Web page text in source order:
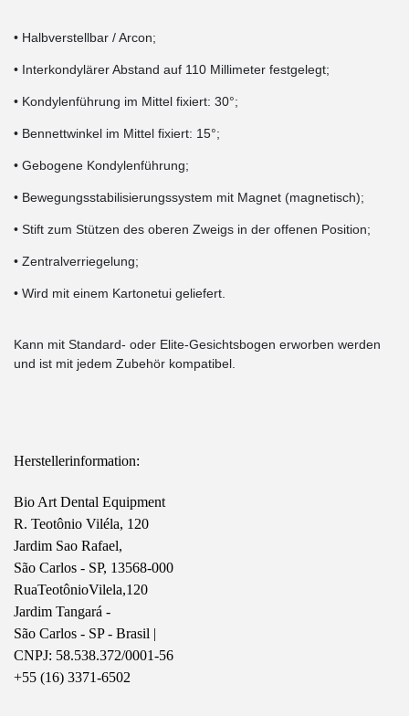
• Halbverstellbar / Arcon;
• Interkondylärer Abstand auf 110 Millimeter festgelegt;
• Kondylenführung im Mittel fixiert: 30°;
• Bennettwinkel im Mittel fixiert: 15°;
• Gebogene Kondylenführung;
• Bewegungsstabilisierungssystem mit Magnet (magnetisch);
• Stift zum Stützen des oberen Zweigs in der offenen Position;
• Zentralverriegelung;
• Wird mit einem Kartonetui geliefert.
Kann mit Standard- oder Elite-Gesichtsbogen erworben werden
und ist mit jedem Zubehör kompatibel.
Herstellerinformation:
Bio Art Dental Equipment
R. Teotônio Viléla, 120
Jardim Sao Rafael,
São Carlos - SP, 13568-000
RuaTeotônioVilela,120
Jardim Tangará -
São Carlos - SP - Brasil |
CNPJ: 58.538.372/0001-56
+55 (16) 3371-6502